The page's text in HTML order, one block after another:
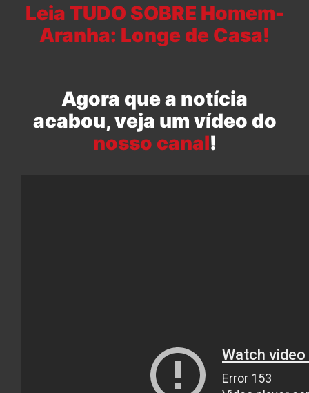
Leia TUDO SOBRE Homem-
Aranha: Longe de Casa!
Agora que a notícia
acabou, veja um vídeo do
nosso canal!